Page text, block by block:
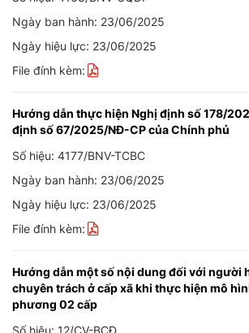
Ngày ban hành: 23/06/2025
Ngày hiệu lực: 23/06/2025
File đính kèm:
Hướng dẫn thực hiện Nghị định số 178/
định số 67/2025/NĐ-CP của Chính phủ
Số hiệu: 4177/BNV-TCBC
Ngày ban hành: 23/06/2025
Ngày hiệu lực: 23/06/2025
File đính kèm:
Hướng dẫn một số nội dung đối với người
chuyên trách ở cấp xã khi thực hiện mô
phương 02 cấp
Số hiệu: 12/CV-BCĐ